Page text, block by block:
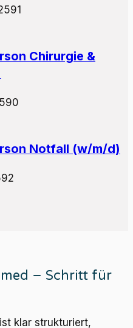
Chirurgie &
Notfall (w/m/d)
– Schritt für
klar strukturiert,